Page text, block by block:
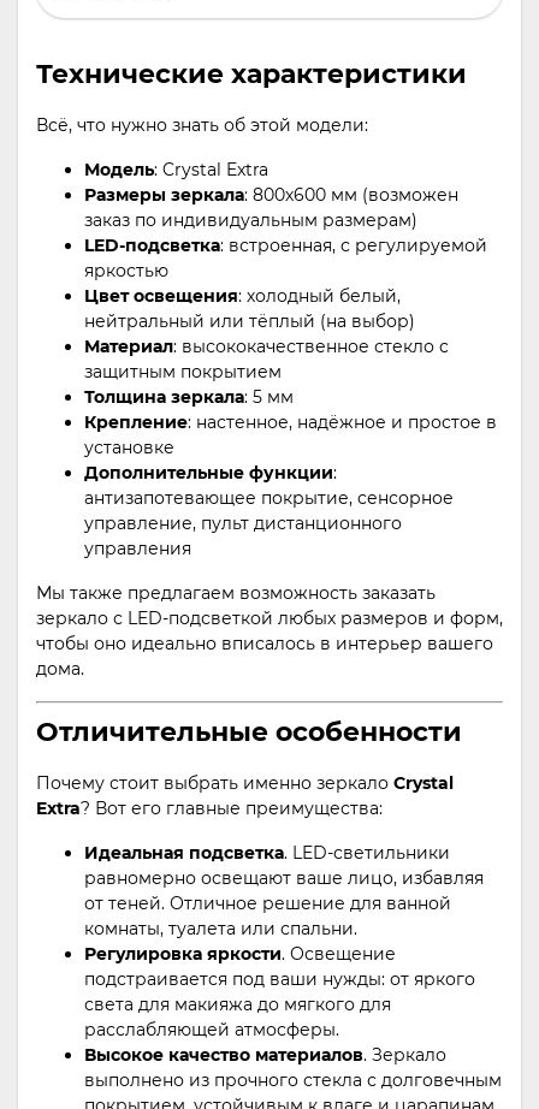
Технические характеристики
Всё, что нужно знать об этой модели:
Модель: Crystal Extra
Размеры зеркала: 800х600 мм (возможен
заказ по индивидуальным размерам)
LED-подсветка: встроенная, с регулируемой
яркостью
Цвет освещения: холодный белый,
нейтральный или тёплый (на выбор)
Материал: высококачественное стекло с
защитным покрытием
Толщина зеркала: 5 мм
Крепление: настенное, надёжное и простое в
установке
Дополнительные функции:
антизапотевающее покрытие, сенсорное
управление, пульт дистанционного
управления
Мы также предлагаем возможность заказать
зеркало с LED-подсветкой любых размеров и форм,
чтобы оно идеально вписалось в интерьер вашего
дома.
Отличительные особенности
Почему стоит выбрать именно зеркало Crystal
Extra? Вот его главные преимущества:
Идеальная подсветка. LED-светильники
равномерно освещают ваше лицо, избавляя
от теней. Отличное решение для ванной
комнаты, туалета или спальни.
Регулировка яркости. Освещение
подстраивается под ваши нужды: от яркого
света для макияжа до мягкого для
расслабляющей атмосферы.
Высокое качество материалов. Зеркало
выполнено из прочного стекла с долговечным